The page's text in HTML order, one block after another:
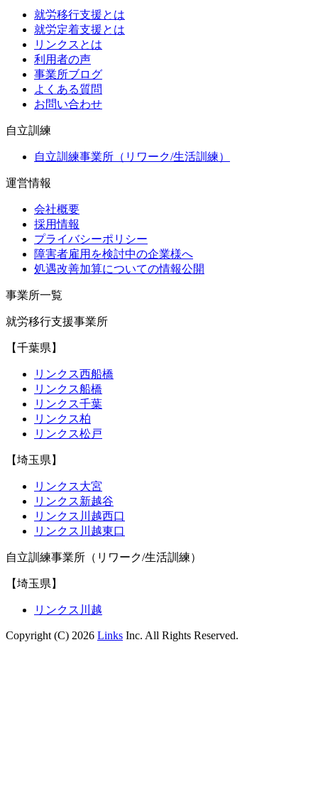
就労移行支援とは
就労定着支援とは
リンクスとは
利用者の声
事業所ブログ
よくある質問
お問い合わせ
自立訓練
自立訓練事業所（リワーク/生活訓練）
運営情報
会社概要
採用情報
プライバシーポリシー
障害者雇用を検討中の企業様へ
処遇改善加算についての情報公開
事業所一覧
就労移行支援事業所
【千葉県】
リンクス西船橋
リンクス船橋
リンクス千葉
リンクス柏
リンクス松戸
【埼玉県】
リンクス大宮
リンクス新越谷
リンクス川越西口
リンクス川越東口
自立訓練事業所（リワーク/生活訓練）
【埼玉県】
リンクス川越
Copyright (C) 2026 Links Inc. All Rights Reserved.